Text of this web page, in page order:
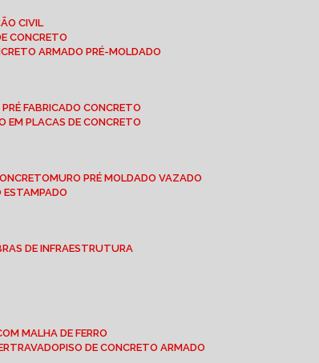
CIVIL
CONCRETO
ARMADO PRÉ-MOLDADO
PRÉ FABRICADO CONCRETO
EM PLACAS DE CONCRETO
MURO PRÉ MOLDADO VAZADO
ESTAMPADO
DE INFRAESTRUTURA
MALHA DE FERRO
PISO DE CONCRETO ARMADO